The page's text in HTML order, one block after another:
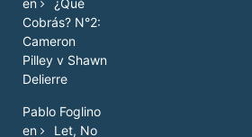
en
¿Qué
Cobrás? N°2:
Cameron
Pilley v Shawn
Delierre
Pablo Foglino
en
Let, No